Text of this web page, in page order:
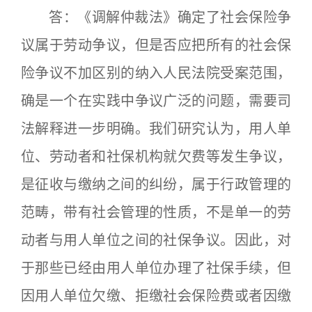
答：《调解仲裁法》确定了社会保险争
议属于劳动争议，但是否应把所有的社会保
险争议不加区别的纳入人民法院受案范围，
确是一个在实践中争议广泛的问题，需要司
法解释进一步明确。我们研究认为，用人单
位、劳动者和社保机构就欠费等发生争议，
是征收与缴纳之间的纠纷，属于行政管理的
范畴，带有社会管理的性质，不是单一的劳
动者与用人单位之间的社保争议。因此，对
于那些已经由用人单位办理了社保手续，但
因用人单位欠缴、拒缴社会保险费或者因缴